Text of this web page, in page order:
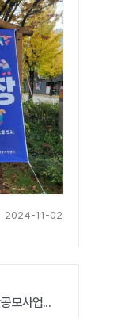
2024-11-02
모사업...